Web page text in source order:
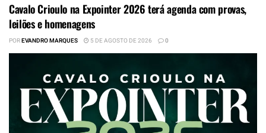
Cavalo Crioulo na Expointer 2026 terá agenda com provas,
leilões e homenagens
POREVANDRO MARQUES 5 DE AGOSTO DE 2026 0